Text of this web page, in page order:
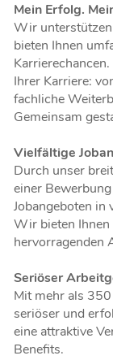
Mein Erfolg.
Wir unterstützen
bieten Ihnen
Ihrer Karriere:
fachliche
Gemeinsam
Vielfältige
Durch unser
einer
Jobangeboten in
Wir bieten
hervorragenden
Seriöser
Mit mehr als
seriöser und
eine attraktive
Benefits.